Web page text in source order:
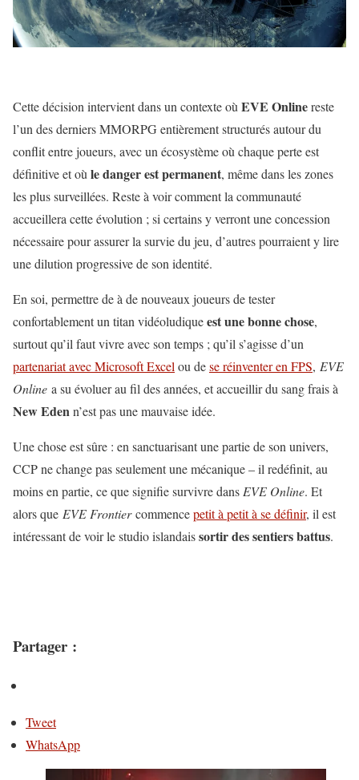
Cette décision intervient dans un contexte oùEVE Onlinereste
l’un des derniers MMORPG entièrement structurés autour du
conflit entre joueurs, avec un écosystème où chaque perte est
définitive et oùle danger est permanent, même dans les zones
les plus surveillées. Reste à voir comment la communauté
accueillera cette évolution ; si certains y verront une concession
nécessaire pour assurer la survie du jeu, d’autres pourraient y lire
une dilution progressive de son identité.
En soi, permettre de à de nouveaux joueurs de tester
confortablement un titan vidéoludiqueest une bonne chose,
surtout qu’il faut vivre avec son temps ; qu’il s’agisse d’un
partenariat avec Microsoft Excelou dese réinventer en FPS, EVE
Online a su évoluer au fil des années, et accueillir du sang frais à
New Edenn’est pas une mauvaise idée.
Une chose est sûre : en sanctuarisant une partie de son univers,
CCP ne change pas seulement une mécanique – il redéfinit, au
moins en partie, ce que signifie survivre dansEVE Online. Et
alors que EVE Frontiercommencepetit à petit à se définir, il est
intéressant de voir le studio islandaissortir des sentiers battus.
Partager :
Tweet
WhatsApp